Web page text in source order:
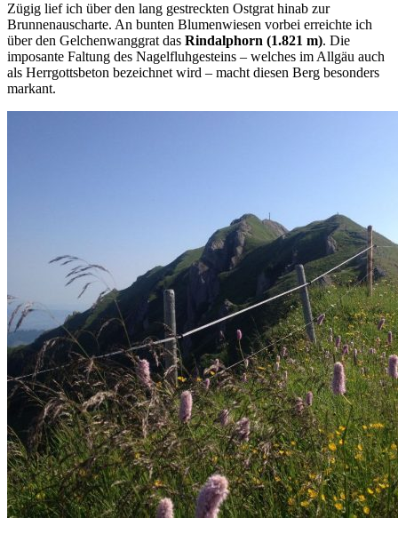
Zügig lief ich über den lang gestreckten Ostgrat hinab zur
Brunnenauscharte. An bunten Blumenwiesen vorbei erreichte ich
über den Gelchenwanggrat das Rindalphorn (1.821 m). Die
imposante Faltung des Nagelfluhgesteins – welches im Allgäu auch
als Herrgottsbeton bezeichnet wird – macht diesen Berg besonders
markant.